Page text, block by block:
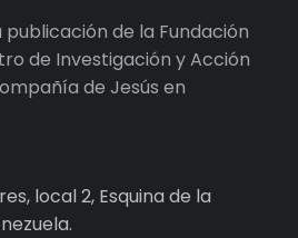
publicación de la Fundación
de Investigación y Acción
de Jesús en
local 2, Esquina de la